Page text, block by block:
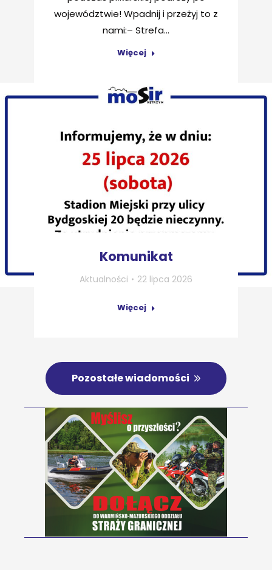
województwie! Wpadnij i przeżyj to z
nami:– Strefa…
Więcej
Komunikat
Aktualności 22 lipca 2026
Więcej
Pozostałe wiadomości